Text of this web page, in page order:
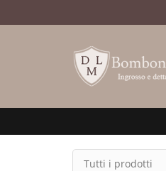
Tutti i prodotti